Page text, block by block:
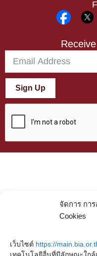
จัดการ กา
Cookies
เว็บไซต์ https://
Sign Up